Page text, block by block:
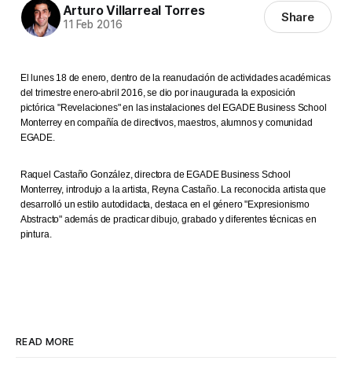
Arturo Villarreal Torres
11 Feb 2016 Share
El lunes 18 de enero, dentro de la reanudación de actividades académicas
del trimestre enero-abril 2016, se dio por inaugurada la exposición
pictórica "Revelaciones" en las instalaciones del EGADE Business School
Monterrey en compañía de directivos, maestros, alumnos y comunidad
EGADE.
Raquel Castaño González, directora de EGADE Business School
Monterrey, introdujo a la artista, Reyna Castaño. La reconocida artista que
desarrolló un estilo autodidacta, destaca en el género "Expresionismo
Abstracto" además de practicar dibujo, grabado y diferentes técnicas en
pintura.
READ MORE